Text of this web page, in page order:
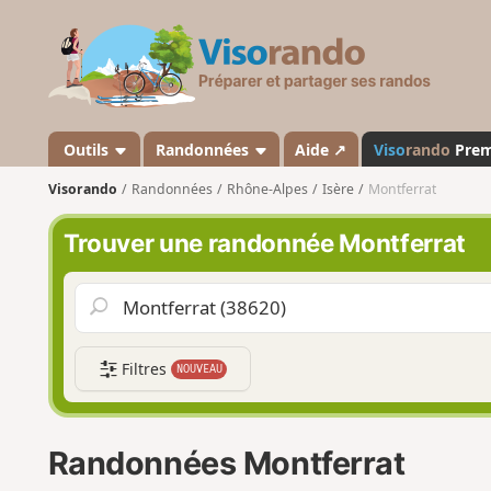
s
a
n
d
o
Outils Randonnées Aide ↗ Visorando
Visorando Randonnées Rhône-Alpes Isère Montferrat
Trouver une randonnée Montferrat
Filtres NOUVEAU
Randonnées Montferrat